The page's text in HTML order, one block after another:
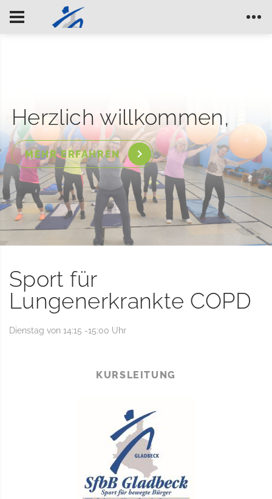
Herzlich willkommen,
MEHR ERFAHREN
Sport für
Lungenerkrankte COPD
Dienstag von 14:15 -15:00 Uhr
KURSLEITUNG